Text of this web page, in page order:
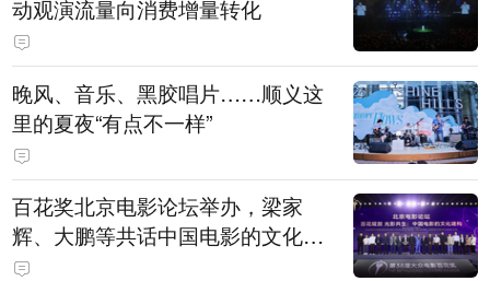
动观演流量向消费增量转化
晚风、音乐、黑胶唱片……顺义这
里的夏夜“有点不一样”
百花奖北京电影论坛举办，梁家
辉、大鹏等共话中国电影的文化建
构